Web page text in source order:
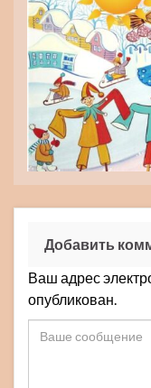
Добавить
Ваш адрес
опубликован.